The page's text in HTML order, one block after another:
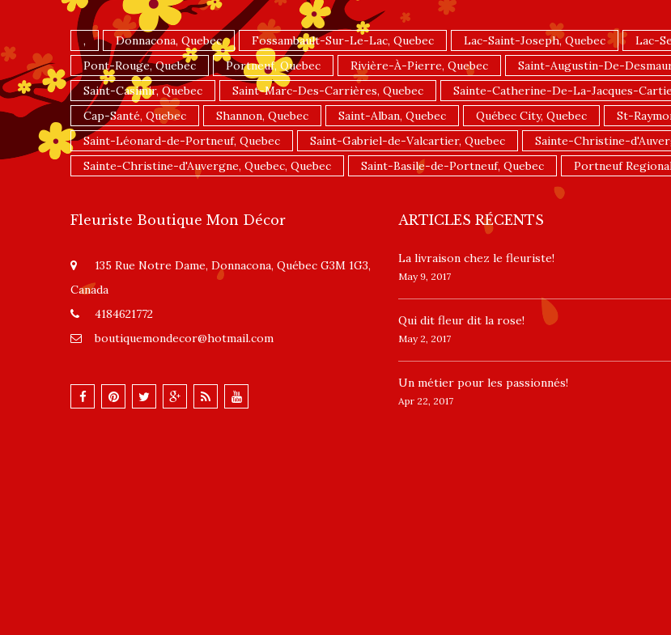
, Donnacona, Quebec Fossambault-Sur-Le-Lac, Quebec Lac-Saint-Joseph, Quebec Lac-
Pont-Rouge, Quebec
Portneuf, Quebec Rivière-À-Pierre, Quebec Saint-Augustin-De-
Saint-Casimir, Quebec
Saint-Marc-Des-Carrières, Quebec Sainte-Catherine-De-La-Jacques-
Cap-Santé, Quebec
Shannon, Quebec Saint-Alban, Quebec Québec City, Quebec St-
Saint-Léonard-de-Portneuf, Quebec
Saint-Gabriel-de-Valcartier, Quebec Sainte-Christine-
Sainte-Christine-d'Auvergne, Quebec, Quebec
Saint-Basile-de-Portneuf, Quebec Portneuf
Fleuriste Boutique Mon Décor
135 Rue Notre Dame, Donnacona, Québec G3M 1G3,
Canada
4184621772
boutiquemondecor@hotmail.com
ARTICLES RÉCENTS
La livraison chez le fleuriste!
May 9, 2017
​Qui dit fleur dit la rose!
May 2, 2017
Un ​métier pour les passionnés​!
Apr 22, 2017